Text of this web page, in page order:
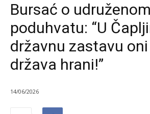
Bursać o
poduhvatu: “U
državnu zastavu oni
država hrani!”
14/06/2026